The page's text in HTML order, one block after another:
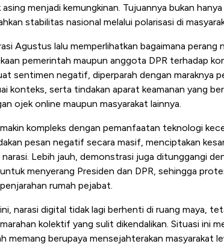
asing menjadi kemungkinan. Tujuannya bukan
stabilitas nasional melalui polarisasi di
Agustus lalu memperlihatkan bagaimana perang
pemerintah maupun anggota DPR terhadap
sentimen negatif, diperparah dengan maraknya
konteks, serta tindakan aparat keamanan yang
ojek online maupun masyarakat lainnya.
kompleks dengan pemanfaatan teknologi
pesan negatif secara masif, menciptakan
Lebih jauh, demonstrasi juga ditunggangi
menyerang Presiden dan DPR, sehingga
rumah pejabat.
narasi digital tidak lagi berhenti di ruang maya,
kolektif yang sulit dikendalikan. Situasi ini
memang berupaya mensejahterakan masyarakat